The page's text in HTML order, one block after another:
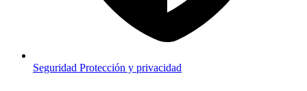
Seguridad Protección y privacidad